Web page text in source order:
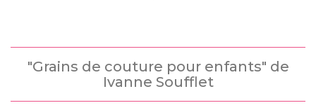
"Grains de couture pour enfants" de
Ivanne Soufflet